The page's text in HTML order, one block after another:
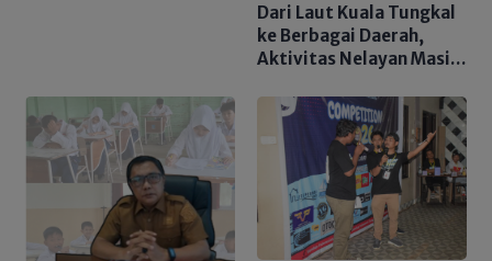
Dari Laut Kuala Tungkal
ke Berbagai Daerah,
Aktivitas Nelayan Masih